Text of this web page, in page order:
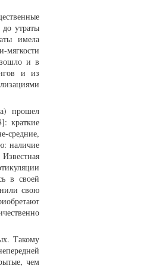
утраты
имела
мягкости
и в
и из
прошел
краткие
средние,
наличие
в своей
свою
Такому
чем